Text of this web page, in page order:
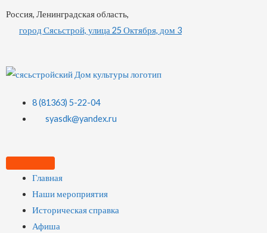
Россия, Ленинградская область,
город Сясьстрой, улица 25 Октября, дом 3
8 (81363) 5-22-04
syasdk@yandex.ru
Главная
Наши мероприятия
Историческая справка
Афиша